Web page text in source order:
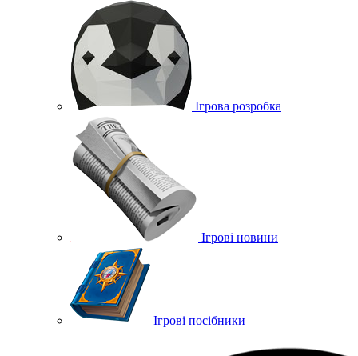
Ігрова розробка
Ігрові новини
Ігрові посібники